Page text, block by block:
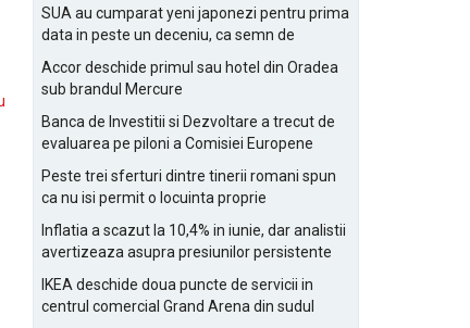
SUA au cumparat yeni japonezi pentru prima
data in peste un deceniu, ca semn de
Accor deschide primul sau hotel din Oradea
sub brandul Mercure
Banca de Investitii si Dezvoltare a trecut de
evaluarea pe piloni a Comisiei Europene
Peste trei sferturi dintre tinerii romani spun
ca nu isi permit o locuinta proprie
Inflatia a scazut la 10,4% in iunie, dar analistii
avertizeaza asupra presiunilor persistente
IKEA deschide doua puncte de servicii in
centrul comercial Grand Arena din sudul